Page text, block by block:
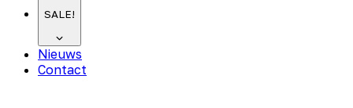
SALE!
Nieuws
Contact